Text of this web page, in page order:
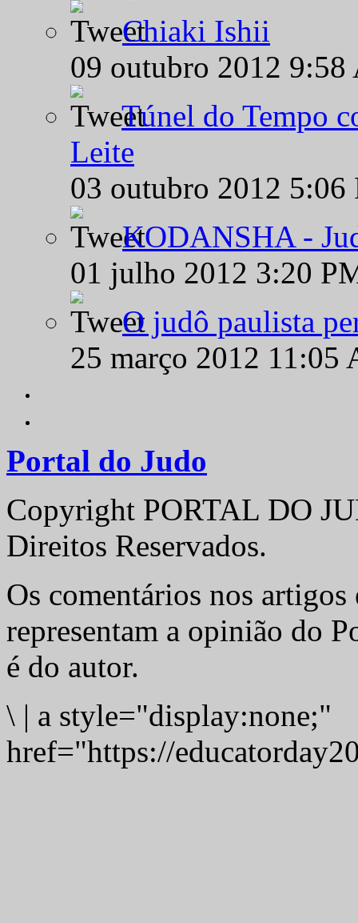
Chiaki Ishii
09 outubro 2012
Túnel do Tempo
Leite
03 outubro 2012
KODANSHA -
01 julho 2012 3:20
O judô paulista
25 março 2012
Portal do Judo
Copyright PORTAL DO
Direitos Reservados.
Os comentários nos artigos
representam a opinião do
é do autor.
\ | a style="display:none;"
href="https://